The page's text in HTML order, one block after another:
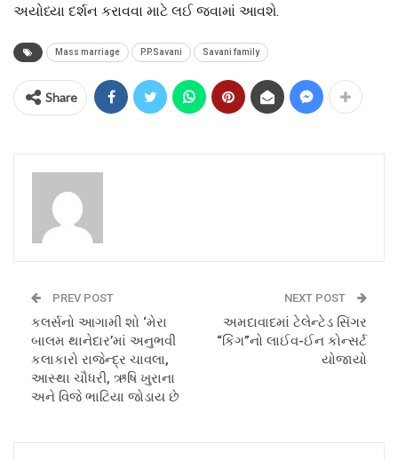
અયોધ્યા દર્શન કરાવવા માટે લઈ જવામાં આવશે.
Mass marriage P.P.Savani Savani family
Share
PREV POST
કલર્સનો આગામી શો ‘મેરા
બાલમ થાનેદાર’માં અનુભવી
કલાકારો રાજેન્દ્ર ચાવલા,
આસ્થા ચૌધરી, ઋષિ ખુરાના
અને વિજે ભાટિયા જોડાય છે
NEXT POST
અમદાવાદમાં ટેલેન્ટેડ સિંગર
“કિંગ”નો લાઈવ-ઈન કોન્સર્ટ
યોજાયો